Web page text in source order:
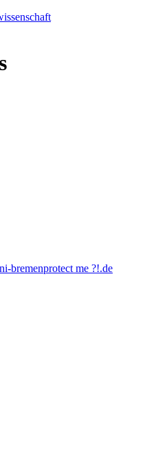
bremenprotect me ?!.de